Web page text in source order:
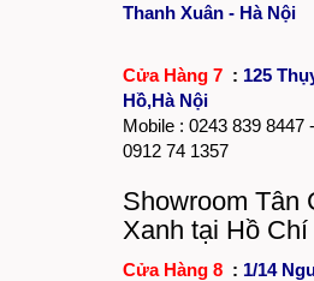
Thanh Xuân - Hà Nội
Cửa Hàng 7 : 125
Hồ,Hà Nội
Mobile : 0243 839 8447
0912 74 1357
Showroom Tân
Xanh tại Hồ Chí
Cửa Hàng 8 : 1/14